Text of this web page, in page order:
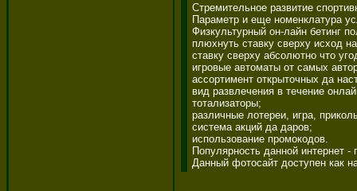
Стремительное развитие
Параметр и еще номенклатура
Физкультурный он-лайн бетинг
плюхнуть ставку сверху исход
ставку сверху абсолютно что
игровые автоматы от самых
ассортимент открыточных да
вид развлечения в течение
тотализаторы;
различные лотереи, игра,
система акций да даров;
использование промокодов.
Популярность данной интернет
Данный фотосайт доступен как